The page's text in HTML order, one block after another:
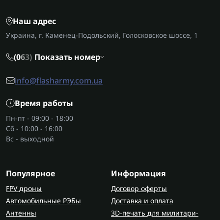
Дроны для военных решают сразу несколько
ключевых задач:
Аэроразведка и выявление. Благодаря
обстановку даже ночью.
получать четкое изображение позиций
противника.
Корректировка артиллерии. Точное наведение
уменьшает расход боеприпасов и повышает
скрытые укрытия, которые невозможно
заметить с земли.
Для раннего выявления БПЛА в районе работы
используют
детекторы дронов.
Наш адрес
Украина, г. Каменец-Подольский, Голосковское шоссе, 1
(063) Показать номер
info@flasharmy.com.ua
Время работы
Пн-пт - 09:00 - 18:00
Сб - 10:00 - 16:00
Вс - выходной
Популярное
FPV дроны
Автомобильные РЭБы
Антенны
Информация
Договор оферты
Доставка и оплата
3D-печать для милитари-